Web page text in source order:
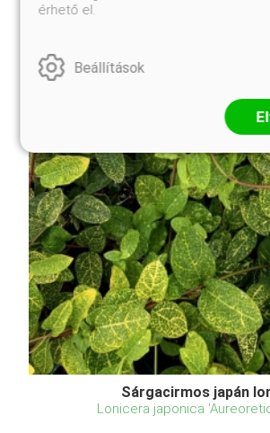
Sárgacirmos japán
Lonicera japonica
érhető el.
Beállítások